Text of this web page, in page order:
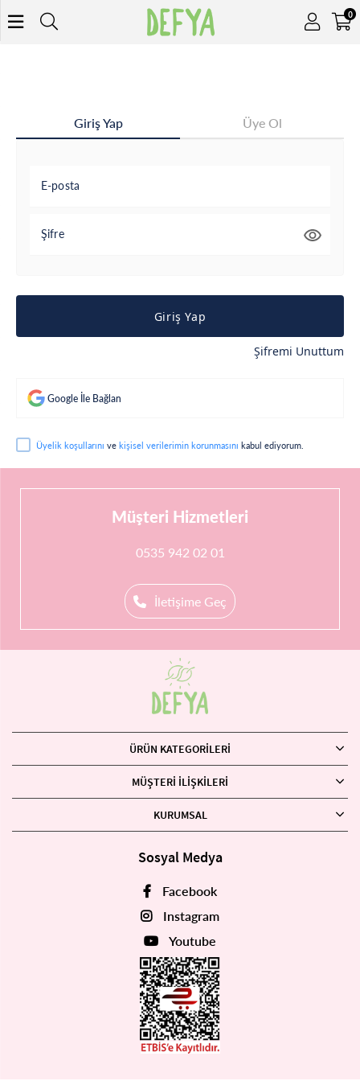
0
Giriş Yap Üye Ol
E-posta
Şifre
Giriş Yap
Şifremi Unuttum
Google İle Bağlan
Üyelik koşullarını ve kişisel verilerimin korunmasını kabul ediyorum.
Müşteri Hizmetleri
0535 942 02 01
İletişime Geç
ÜRÜN KATEGORILERI
MÜŞTERI İLIŞKILERI
KURUMSAL
Sosyal Medya
Facebook
Instagram
Youtube